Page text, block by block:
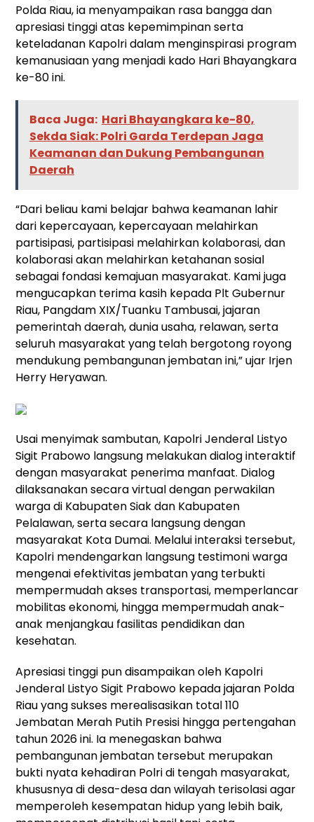
Polda Riau, ia menyampaikan rasa bangga dan
apresiasi tinggi atas kepemimpinan serta
keteladanan Kapolri dalam menginspirasi program
kemanusiaan yang menjadi kado Hari Bhayangkara
ke-80 ini.
Baca Juga: Hari Bhayangkara ke-80,
Sekda Siak: Polri Garda Terdepan Jaga
Keamanan dan Dukung Pembangunan
Daerah
“Dari beliau kami belajar bahwa keamanan lahir
dari kepercayaan, kepercayaan melahirkan
partisipasi, partisipasi melahirkan kolaborasi, dan
kolaborasi akan melahirkan ketahanan sosial
sebagai fondasi kemajuan masyarakat. Kami juga
mengucapkan terima kasih kepada Plt Gubernur
Riau, Pangdam XIX/Tuanku Tambusai, jajaran
pemerintah daerah, dunia usaha, relawan, serta
seluruh masyarakat yang telah bergotong royong
mendukung pembangunan jembatan ini,” ujar Irjen
Herry Heryawan.
Usai menyimak sambutan, Kapolri Jenderal Listyo
Sigit Prabowo langsung melakukan dialog interaktif
dengan masyarakat penerima manfaat. Dialog
dilaksanakan secara virtual dengan perwakilan
warga di Kabupaten Siak dan Kabupaten
Pelalawan, serta secara langsung dengan
masyarakat Kota Dumai. Melalui interaksi tersebut,
Kapolri mendengarkan langsung testimoni warga
mengenai efektivitas jembatan yang terbukti
mempermudah akses transportasi, memperlancar
mobilitas ekonomi, hingga mempermudah anak-
anak menjangkau fasilitas pendidikan dan
kesehatan.
Apresiasi tinggi pun disampaikan oleh Kapolri
Jenderal Listyo Sigit Prabowo kepada jajaran Polda
Riau yang sukses merealisasikan total 110
Jembatan Merah Putih Presisi hingga pertengahan
tahun 2026 ini. Ia menegaskan bahwa
pembangunan jembatan tersebut merupakan
bukti nyata kehadiran Polri di tengah masyarakat,
khususnya di desa-desa dan wilayah terisolasi agar
memperoleh kesempatan hidup yang lebih baik,